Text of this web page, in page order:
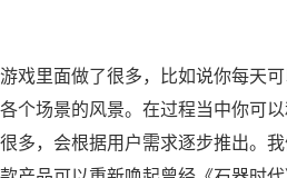
里面做了很多，比如说你每天可
个场景的风景。在过程当中你可
多，会根据用户需求逐步推出。